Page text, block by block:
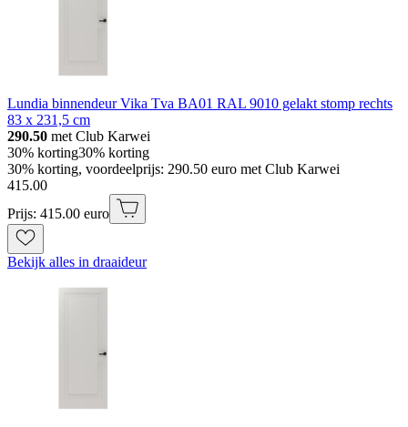
Lundia binnendeur Vika Tva BA01 RAL 9010 gelakt stomp rechts
83 x 231,5 cm
290.50 met Club Karwei
30% korting30% korting
30% korting, voordeelprijs: 290.50 euro met Club Karwei
415.00
Prijs: 415.00 euro
Bekijk alles in draaideur